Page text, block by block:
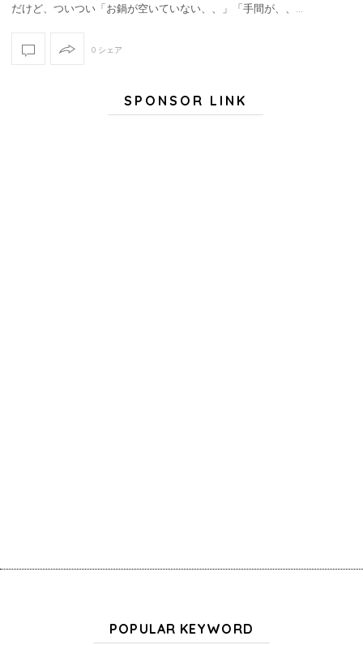
だけど、ついつい「お鍋が空いていない、、」「手間が、、…
0 シェア
SPONSOR LINK
POPULAR KEYWORD